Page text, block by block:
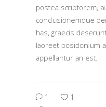
postea scriptorem,
conclusionemque
has, graecis
laoreet posidonium
appellantur an est.
1
1